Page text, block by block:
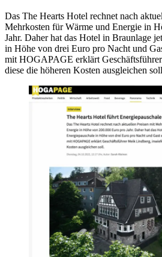
Das The Hearts Hotel rechnet nach
Mehrkosten für Wärme und Energie in
Jahr. Daher hat das Hotel in Braunlage
in Höhe von drei Euro pro Nacht und
mit HOGAPAGE erklärt
diese die höheren Kosten ausgleichen